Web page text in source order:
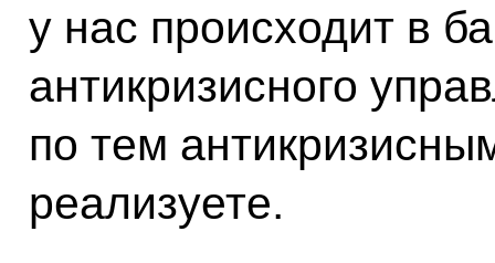
у нас происходит в
антикризисного
по тем
реализуете.